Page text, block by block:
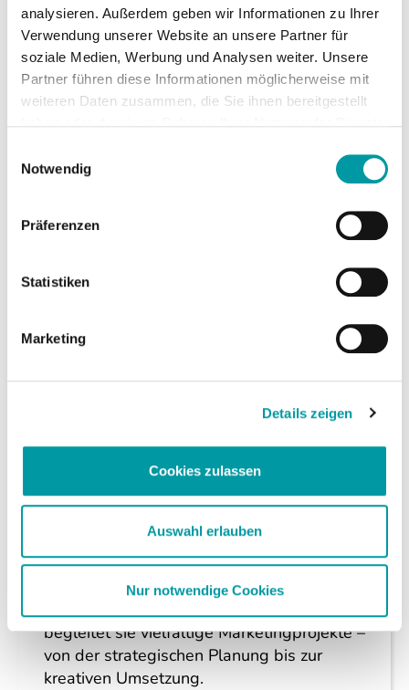
analysieren. Außerdem geben wir Informationen zu Ihrer
Verwendung unserer Website an unsere Partner für
soziale Medien, Werbung und Analysen weiter. Unsere
Partner führen diese Informationen möglicherweise mit
weiteren Daten zusammen, die Sie ihnen bereitgestellt
Notwendig
Präferenzen
Statistiken
Marketing
Details zeigen
Cookies zulassen
Auswahl erlauben
Nur notwendige Cookies
hinausgeht.
Gemeinsam in die Saison 2026/2027
Baskets auch in der kommenden Saison als Top
Sponsor zu begleiten und wünschen der
viele erfolgreiche und unvergessliche
Über die Autorin
Michelle ist Marketing Managerin bei
krick.com. Mit ihrem Masterabschluss im
begleitet sie vielfältige Marketingprojekte –
von der strategischen Planung bis zur
kreativen Umsetzung.